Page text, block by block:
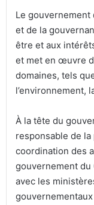
Le gouvernement
et de la
être et aux
et met en œuvre
domaines, tels
l’environnement,
À la tête du
responsable de
coordination des
gouvernement du
avec les